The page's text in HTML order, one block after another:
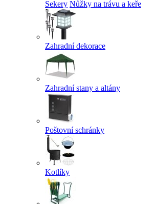
Sekery Nůžky na trávu a keře
Zahradní dekorace
Zahradní stany a altány
Poštovní schránky
Kotlíky